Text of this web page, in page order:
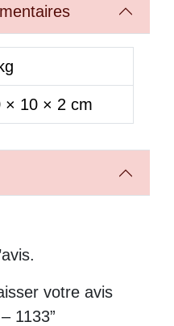
× 10 × 2 cm
votre avis
1133”